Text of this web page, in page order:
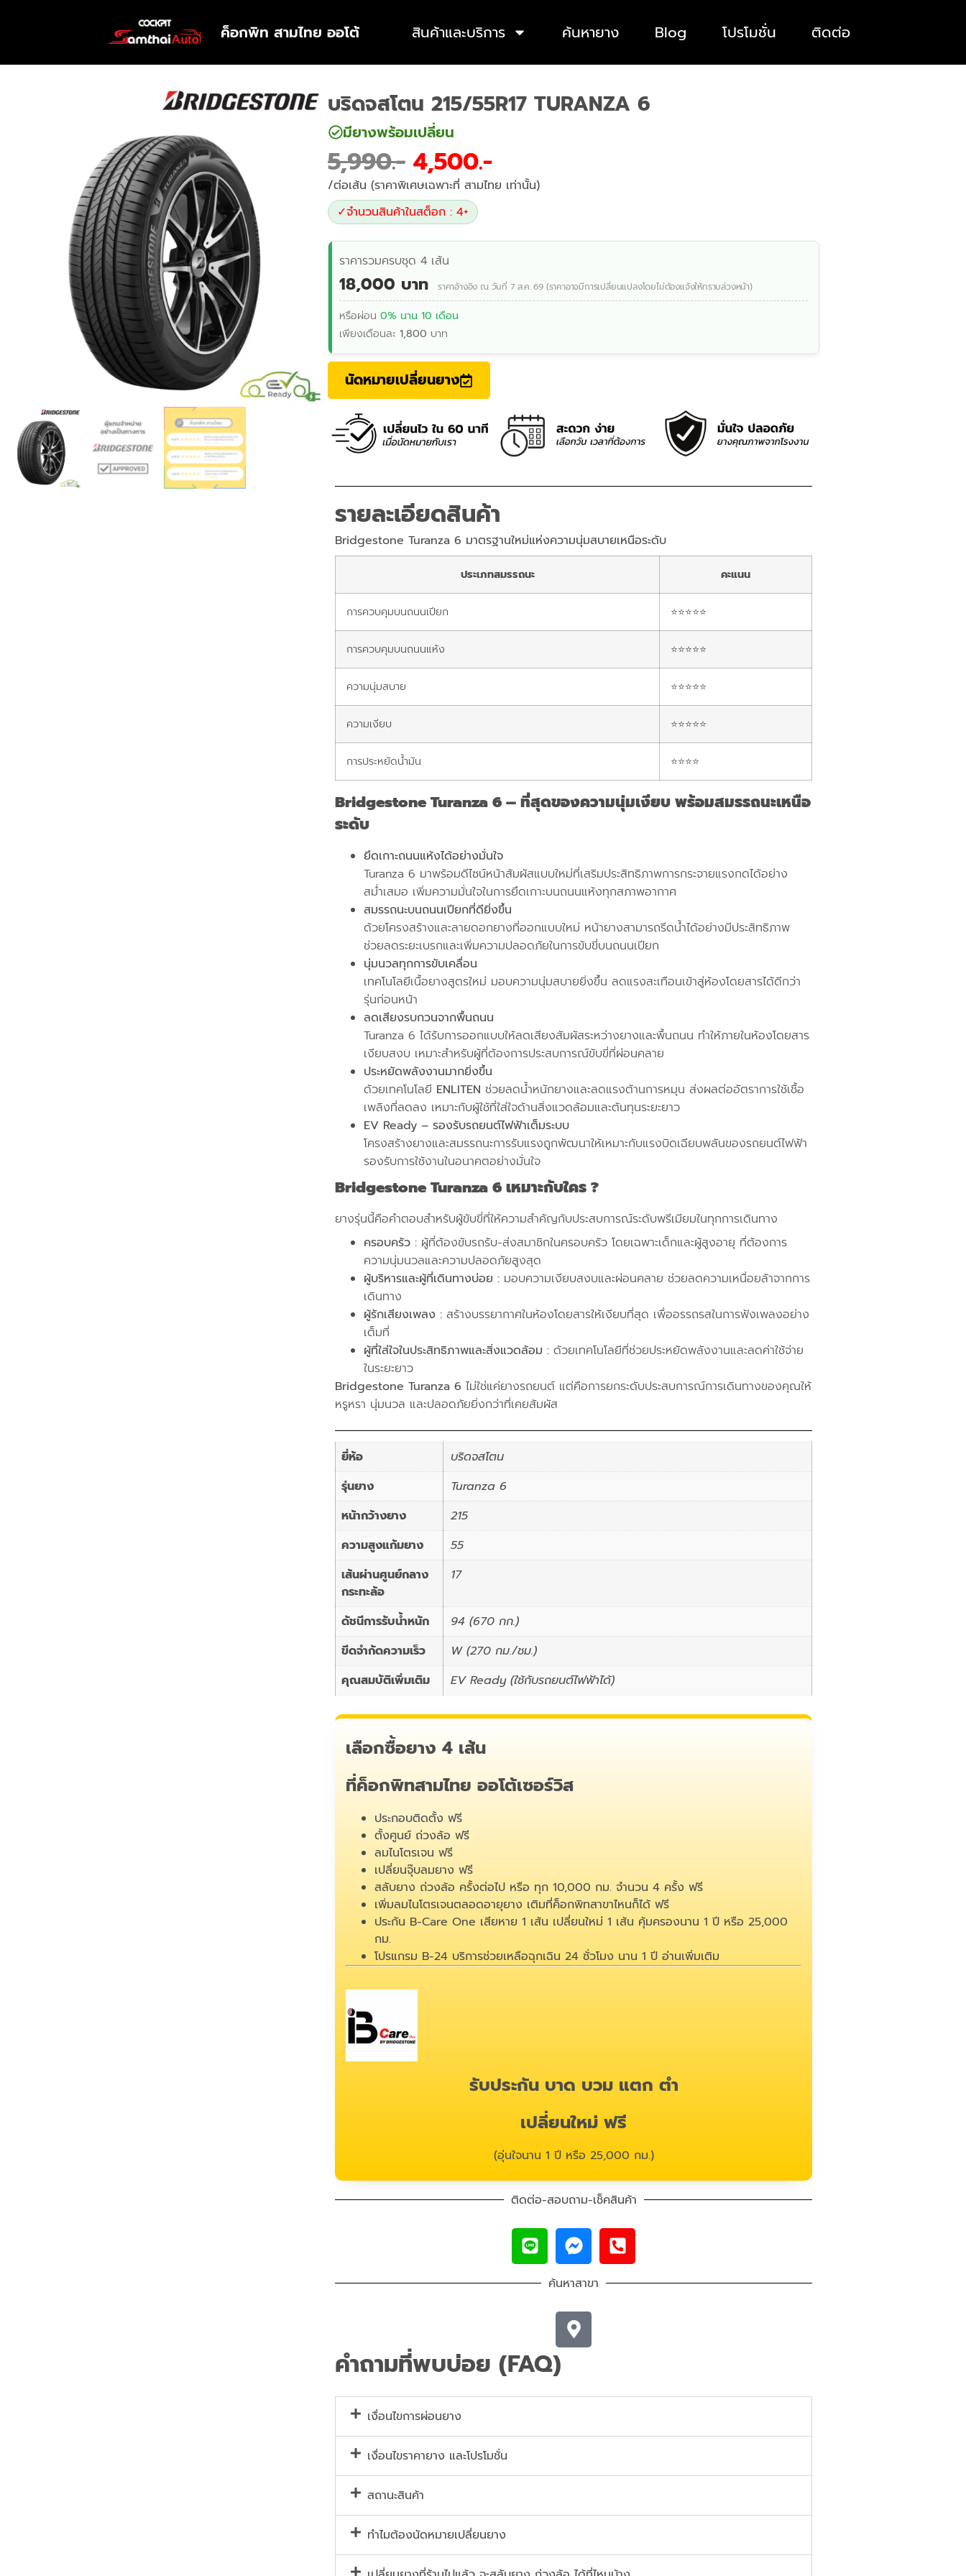
ค็อกพิท สามไทย ออโต้ สินค้าและบริการ ค้นหายาง Blog โปรโมชั่น ติดต่อ
บริดจสโตน 215/55R17 TURANZA 6
มียางพร้อมเปลี่ยน
5,990 4,500
/ต่อเส้น (ราคาพิเศษเฉพาะที่ สามไทย เท่านั้น)
✓จำนวนสินค้าในสต็อก : 4+
ราคารวมครบชุด 4 เส้น
18,000 บาท ราคาอ้างอิง ณ วันที่ 7 ส.ค. 69 (ราคาอาจมีการเปลี่ยนแปลงโดยไม่ต้องแจ้งให้ทราบล่วงหน้า)
หรือผ่อน 0% นาน 10 เดือน
เพียงเดือนละ 1,800 บาท
นัดหมายเปลี่ยนยาง
รายละเอียดสินค้า
Bridgestone Turanza 6 มาตรฐานใหม่แห่งความนุ่มสบายเหนือระดับ
ประเภทสมรรถนะ คะแนน
การควบคุมบนถนนเปียก ⭐⭐⭐⭐⭐
การควบคุมบนถนนแห้ง ⭐⭐⭐⭐⭐
ความนุ่มสบาย ⭐⭐⭐⭐⭐
ความเงียบ ⭐⭐⭐⭐⭐
การประหยัดน้ำมัน ⭐⭐⭐⭐
Bridgestone Turanza 6 – ที่สุดของความนุ่มเงียบ พร้อมสมรรถนะเหนือ
ระดับ
ยึดเกาะถนนแห้งได้อย่างมั่นใจ
Turanza 6 มาพร้อมดีไซน์หน้าสัมผัสแบบใหม่ที่เสริมประสิทธิภาพการกระจายแรงกดได้อย่าง
สม่ำเสมอ เพิ่มความมั่นใจในการยึดเกาะบนถนนแห้งทุกสภาพอากาศ
สมรรถนะบนถนนเปียกที่ดียิ่งขึ้น
ด้วยโครงสร้างและลายดอกยางที่ออกแบบใหม่ หน้ายางสามารถรีดน้ำได้อย่างมีประสิทธิภาพ
ช่วยลดระยะเบรกและเพิ่มความปลอดภัยในการขับขี่บนถนนเปียก
นุ่มนวลทุกการขับเคลื่อน
เทคโนโลยีเนื้อยางสูตรใหม่ มอบความนุ่มสบายยิ่งขึ้น ลดแรงสะเทือนเข้าสู่ห้องโดยสารได้ดีกว่า
รุ่นก่อนหน้า
ลดเสียงรบกวนจากพื้นถนน
Turanza 6 ได้รับการออกแบบให้ลดเสียงสัมผัสระหว่างยางและพื้นถนน ทำให้ภายในห้องโดยสาร
เงียบสงบ เหมาะสำหรับผู้ที่ต้องการประสบการณ์ขับขี่ที่ผ่อนคลาย
ประหยัดพลังงานมากยิ่งขึ้น
ด้วยเทคโนโลยี ENLITEN ช่วยลดน้ำหนักยางและลดแรงต้านการหมุน ส่งผลต่ออัตราการใช้เชื้อ
เพลิงที่ลดลง เหมาะกับผู้ใช้ที่ใส่ใจด้านสิ่งแวดล้อมและต้นทุนระยะยาว
EV Ready – รองรับรถยนต์ไฟฟ้าเต็มระบบ
โครงสร้างยางและสมรรถนะการรับแรงถูกพัฒนาให้เหมาะกับแรงบิดเฉียบพลันของรถยนต์ไฟฟ้า
รองรับการใช้งานในอนาคตอย่างมั่นใจ
BridgestoneTuranza 6 เหมาะกับใคร ?
ยางรุ่นนี้คือคำตอบสำหรับผู้ขับขี่ที่ให้ความสำคัญกับประสบการณ์ระดับพรีเมียมในทุกการเดินทาง
ครอบครัว : ผู้ที่ต้องขับรถรับ-ส่งสมาชิกในครอบครัว โดยเฉพาะเด็กและผู้สูงอายุ ที่ต้องการ
ความนุ่มนวลและความปลอดภัยสูงสุด
ผู้บริหารและผู้ที่เดินทางบ่อย : มอบความเงียบสงบและผ่อนคลาย ช่วยลดความเหนื่อยล้าจากการ
เดินทาง
ผู้รักเสียงเพลง : สร้างบรรยากาศในห้องโดยสารให้เงียบที่สุด เพื่ออรรถรสในการฟังเพลงอย่าง
เต็มที่
ผู้ที่ใส่ใจในประสิทธิภาพและสิ่งแวดล้อม : ด้วยเทคโนโลยีที่ช่วยประหยัดพลังงานและลดค่าใช้จ่าย
ในระยะยาว
Bridgestone Turanza 6 ไม่ใช่แค่ยางรถยนต์ แต่คือการยกระดับประสบการณ์การเดินทางของคุณให้
หรูหรา นุ่มนวล และปลอดภัยยิ่งกว่าที่เคยสัมผัส
ยี่ห้อ
บริดจสโตน
รุ่นยาง
Turanza 6
หน้ากว้างยาง
215
ความสูงแก้มยาง
55
เส้นผ่านศูนย์กลาง
กระทะล้อ
17
ดัชนีการรับน้ำหนัก
94 (670 กก.)
ขีดจำกัดความเร็ว
W (270 กม./ชม.)
คุณสมบัติเพิ่มเติม
EV Ready (ใช้กับรถยนต์ไฟฟ้าได้)
เลือกซื้อยาง 4 เส้น
ที่ค็อกพิทสามไทย ออโต้เซอร์วิส
ประกอบติดตั้ง ฟรี
ตั้งศูนย์ ถ่วงล้อ ฟรี
ลมไนโตรเจน ฟรี
เปลี่ยนจุ๊บลมยาง ฟรี
สลับยาง ถ่วงล้อ ครั้งต่อไป หรือ ทุก 10,000 กม. จำนวน 4 ครั้ง ฟรี
เพิ่มลมไนโตรเจนตลอดอายุยาง เติมที่ค็อกพิทสาขาไหนก็ได้ ฟรี
ประกัน B-Care One เสียหาย 1 เส้น เปลี่ยนใหม่ 1 เส้น คุ้มครองนาน 1 ปี หรือ 25,000
กม.
โปรแกรม B-24 บริการช่วยเหลือฉุกเฉิน 24 ชั่วโมง นาน 1 ปี อ่านเพิ่มเติม
รับประกัน บาด บวม แตก ตำ
เปลี่ยนใหม่ ฟรี
(อุ่นใจนาน 1 ปี หรือ 25,000 กม.)
ติดต่อ-สอบถาม-เช็คสินค้า
ค้นหาสาขา
คำถามที่พบบ่อย (FAQ)
เงื่อนไขการผ่อนยาง
เงื่อนไขราคายาง และโปรโมชั่น
สถานะสินค้า
ทำไมต้องนัดหมายเปลี่ยนยาง